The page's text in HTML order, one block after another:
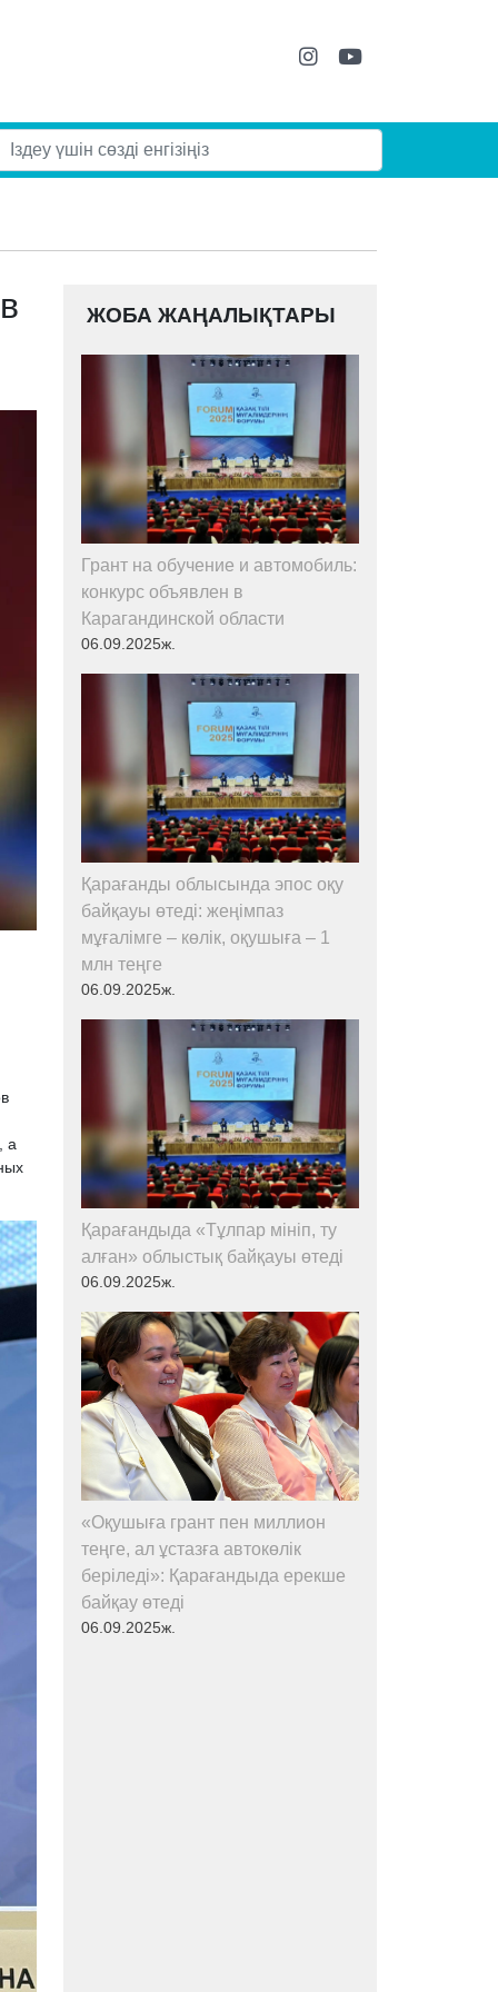
а
ЖОБА ЖАҢАЛЫҚТАРЫ
Грант на обучение и автомобиль:
конкурс объявлен в
Карагандинской области
06.09.2025ж.
Қарағанды облысында эпос оқу
байқауы өтеді: жеңімпаз
мұғалімге – көлік, оқушыға – 1
млн теңге
06.09.2025ж.
Қарағандыда «Тұлпар мініп, ту
алған» облыстық байқауы өтеді
06.09.2025ж.
«Оқушыға грант пен миллион
теңге, ал ұстазға автокөлік
беріледі»: Қарағандыда ерекше
байқау өтеді
06.09.2025ж.